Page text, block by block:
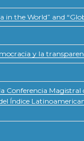
in the World” and
y la
Conferencia
Índice